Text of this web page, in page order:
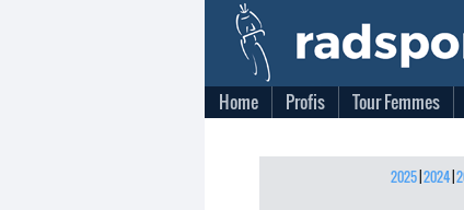
Home Profis Tour Femmes
2025| 2024|